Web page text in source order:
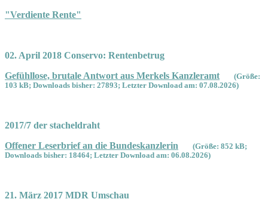
"Verdiente Rente"
02. April 2018 Conservo: Rentenbetrug
Gefühllose, brutale Antwort aus Merkels Kanzleramt
(Größe:
103 kB; Downloads bisher: 27893; Letzter Download am: 07.08.2026)
2017/7 der stacheldraht
Offener Leserbrief an die Bundeskanzlerin
(Größe: 852 kB;
Downloads bisher: 18464; Letzter Download am: 06.08.2026)
21. März 2017 MDR Umschau